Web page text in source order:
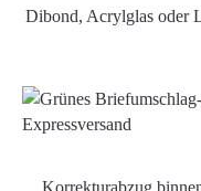
Dibond, Acrylglas oder
Korrekturabzug